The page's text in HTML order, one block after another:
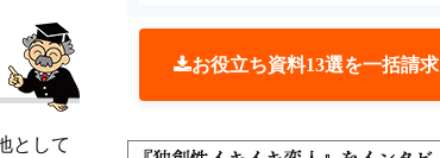
として
お役立ち資料13選を一括請求